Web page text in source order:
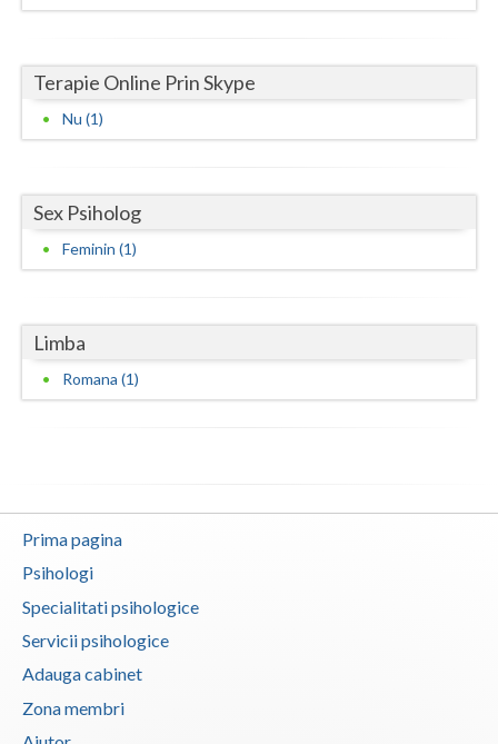
Prahova
Salaj
Sibiu
Suceava
Timis
Tulcea
Vrancea
Terapie Online Prin Skype
Nu (1)
Sex Psiholog
Feminin (1)
Limba
Romana (1)
Prima pagina
Psihologi
Specialitati psihologice
Servicii psihologice
Adauga cabinet
Zona membri